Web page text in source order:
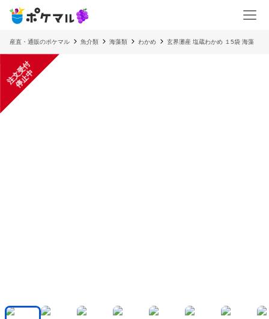
産直・通販のポケマル 魚介類 海藻類 わかめ 玄界灘産 塩蔵わかめ １5袋 海藻
注
文
受
付
停
止
中